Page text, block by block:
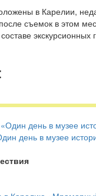
в Карелии,
съемок в этом
день в музее